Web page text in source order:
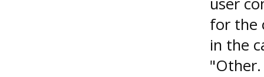
for the
in the
"Other.